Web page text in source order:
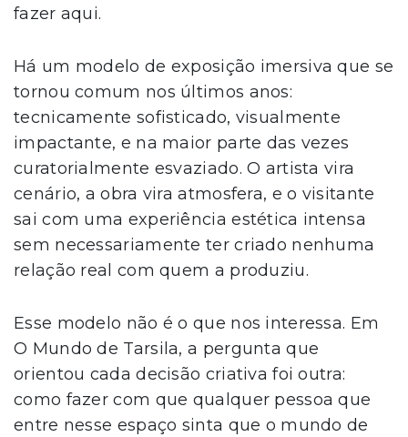
fazer aqui.
Há um modelo de exposição imersiva que se
tornou comum nos últimos anos:
tecnicamente sofisticado, visualmente
impactante, e na maior parte das vezes
curatorialmente esvaziado. O artista vira
cenário, a obra vira atmosfera, e o visitante
sai com uma experiência estética intensa
sem necessariamente ter criado nenhuma
relação real com quem a produziu.
Esse modelo não é o que nos interessa. Em
O Mundo de Tarsila, a pergunta que
orientou cada decisão criativa foi outra:
como fazer com que qualquer pessoa que
entre nesse espaço sinta que o mundo de